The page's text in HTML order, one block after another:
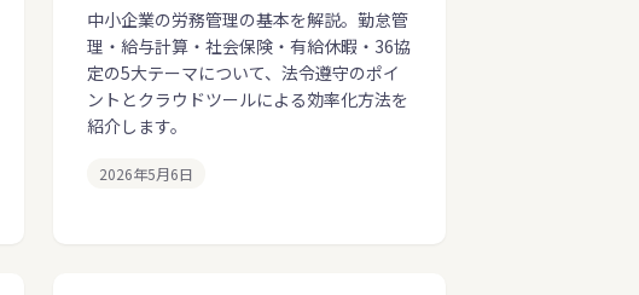
中小企業の労務管理の基本を解説。勤怠管
理・給与計算・社会保険・有給休暇・36協
定の5大テーマについて、法令遵守のポイ
ントとクラウドツールによる効率化方法を
紹介します。
2026年5月6日